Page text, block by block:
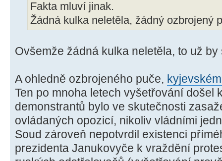
Fakta mluví jinak.
Žádná kulka neletěla, žádný ozbrojený
Ovšemže žádná kulka neletěla, to už
A ohledně ozbrojeného puče,
Ten po mnoha letech vyšetřování došel
demonstrantů bylo ve skutečnosti
ovládaných opozicí, nikoliv vládními
Soud zároveň nepotvrdil existenci
prezidenta Janukovyče k vraždění